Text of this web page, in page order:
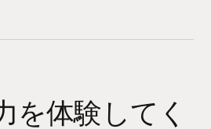
を体験してく